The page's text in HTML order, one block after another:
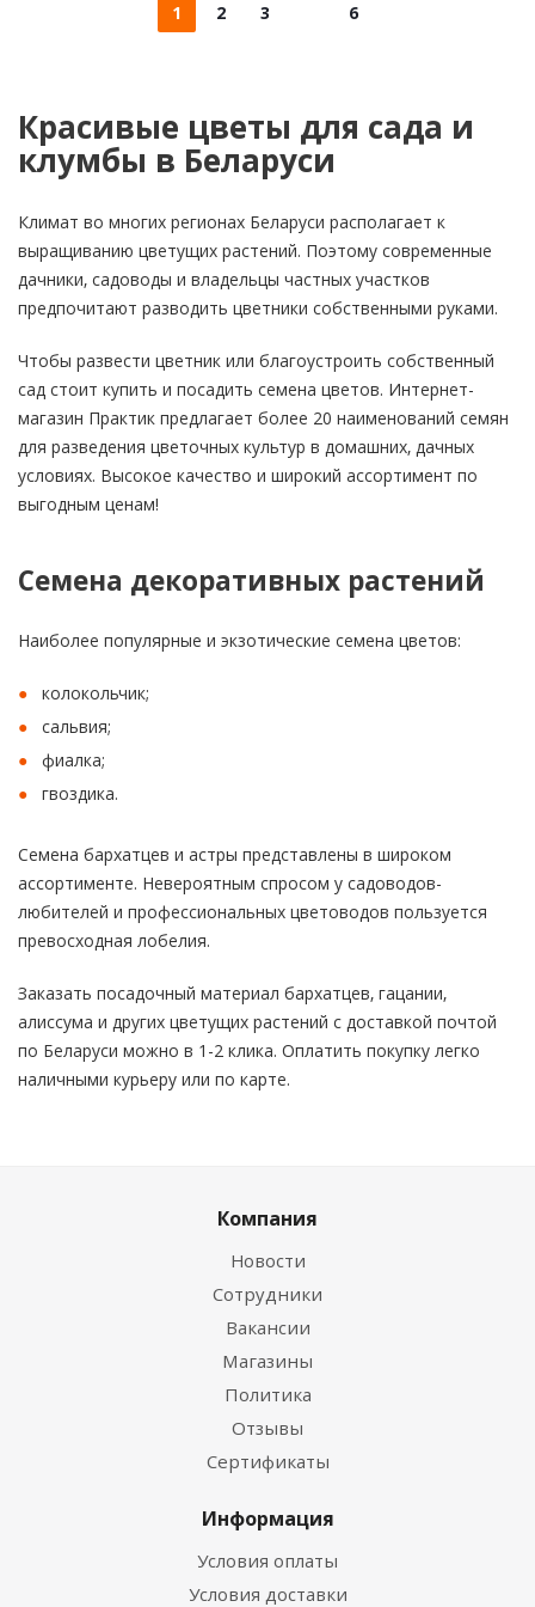
1 2 3 6
Красивые цветы для сада и
клумбы в Беларуси
Климат во многих регионах Беларуси располагает к
выращиванию цветущих растений. Поэтому современные
дачники, садоводы и владельцы частных участков
предпочитают разводить цветники собственными руками.
Чтобы развести цветник или благоустроить собственный
сад стоит купить и посадить семена цветов. Интернет-
магазин Практик предлагает более 20 наименований семян
для разведения цветочных культур в домашних, дачных
условиях. Высокое качество и широкий ассортимент по
выгодным ценам!
Семена декоративных растений
Наиболее популярные и экзотические семена цветов:
колокольчик;
сальвия;
фиалка;
гвоздика.
Семена бархатцев и астры представлены в широком
ассортименте. Невероятным спросом у садоводов-
любителей и профессиональных цветоводов пользуется
превосходная лобелия.
Заказать посадочный материал бархатцев, гацании,
алиссума и других цветущих растений с доставкой почтой
по Беларуси можно в 1-2 клика. Оплатить покупку легко
наличными курьеру или по карте.
Компания
Новости
Сотрудники
Вакансии
Магазины
Политика
Отзывы
Сертификаты
Информация
Условия оплаты
Условия доставки